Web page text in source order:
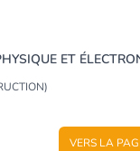
VERS LA